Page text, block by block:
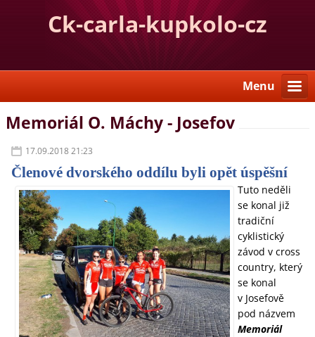
Ck-carla-kupkolo-cz
Menu
Memoriál O. Máchy - Josefov
17.09.2018 21:23
Členové dvorského oddílu byli opět úspěšní
Tuto neděli
se konal již
tradiční
cyklistický
závod v cross
country, který
se konal
v Josefově
pod názvem
Memoriál